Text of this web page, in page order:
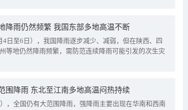
降雨仍然频繁 我国东部多地高温不断
4日至6日），我国降雨逐步减少、减弱，但在陕西、四
等地仍然降雨频繁，需防范连续降雨可能引发的次生灾
围降雨 东北至江南多地高温闷热持续
，全国仍有大范围降雨，强降雨主要出现在华南和西南